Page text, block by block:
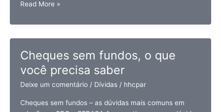
Dívida
cartões
e
bancos,
você
Read More »
Cheques sem fundos, o que
você precisa saber
Deixe um comentário / Dívidas/ hhcpar
Cheques sem fundos – as dúvidas mais comuns em